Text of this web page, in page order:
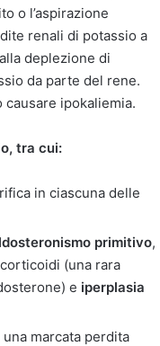
o l’aspirazione
renali di potassio a
deplezione di
da parte del rene.
ipokaliemia.
tra cui:
in ciascuna delle
primitivo,
(una rara
e iperplasia
marcata perdita